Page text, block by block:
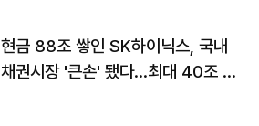
현금 88조 쌓인 SK하이닉스, 국내
채권시장 '큰손' 됐다…최대 40조 투